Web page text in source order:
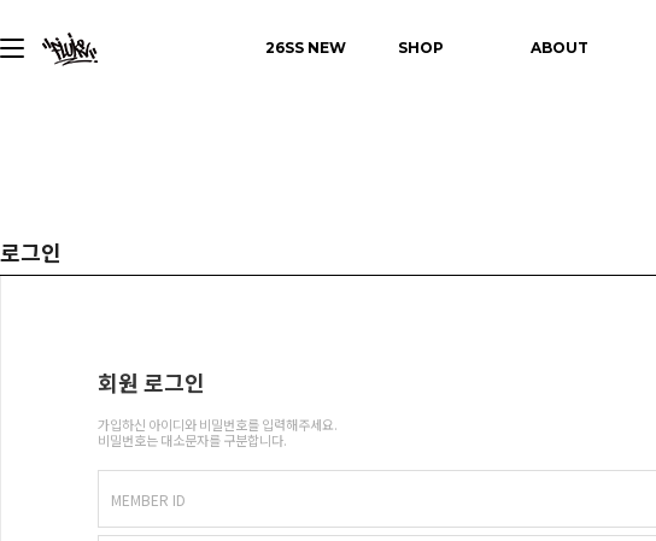
26SS NEW SHOP ABOUT
로그인
회원 로그인
가입하신 아이디와 비밀번호를 입력해주세요.
비밀번호는 대소문자를 구분합니다.
MEMBER ID